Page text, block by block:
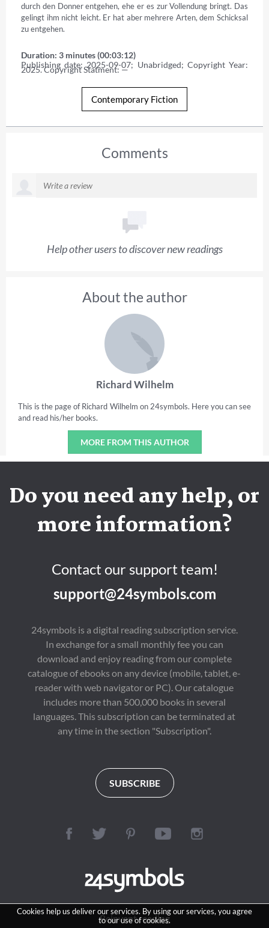
durch den Donner entgehen, ehe er es zur Vollendung bringt. Das
gelingt ihm nicht leicht. Er hat aber mehrere Arten, dem Schicksal
zu entgehen.
Duration: 3 minutes (00:03:12)
Publishing date: 2025-09-07; Unabridged; Copyright Year:
2025. Copyright Statment: —
Contemporary Fiction
Comments
Help other users to discover new readings
About the author
Richard Wilhelm
This is the page of Richard Wilhelm on 24symbols. Here you can see
and read his/her books.
MORE FROM THIS AUTHOR
Cookies help us deliver our services. By using our services, you agree
to our use of cookies.
Do you need any help, or
more information?
Contact our support team!
support@24symbols.com
24symbols is a digital reading subscription service.
In exchange for a small monthly fee you can
download and enjoy reading from our complete
catalogue of ebooks on any device (mobile, tablet, e-
reader with web navigator or PC). Our catalogue
includes more than 500,000 books in several
languages. This subscription can be terminated at
any time in the section "Subscription".
SUBSCRIBE
Reinvent reading